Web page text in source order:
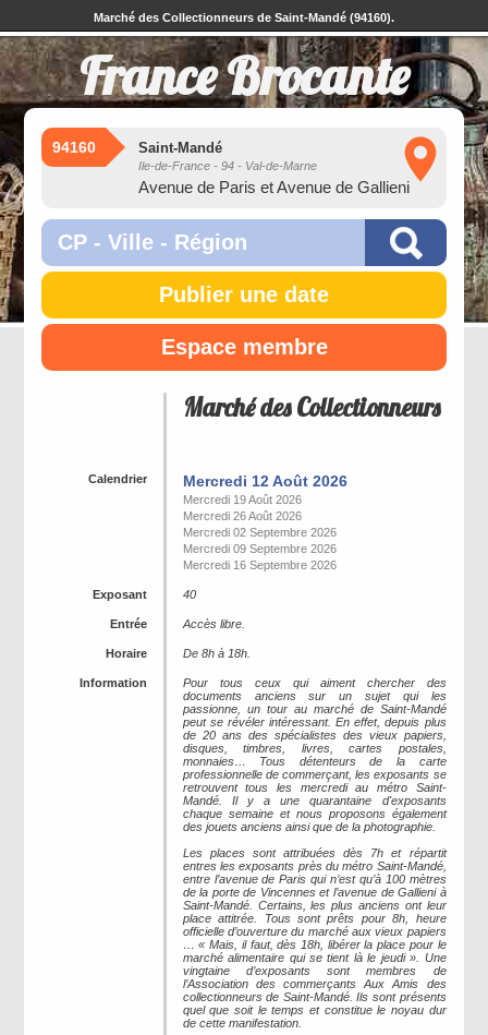
Marché des Collectionneurs de Saint-Mandé (94160).
France Brocante
94160 Saint-Mandé
Ile-de-France - 94 - Val-de-Marne
Avenue de Paris et Avenue de Gallieni
Publier une date
Espace membre
Marché des Collectionneurs
Calendrier Mercredi 12 Août 2026
Mercredi 19 Août 2026
Mercredi 26 Août 2026
Mercredi 02 Septembre 2026
Mercredi 09 Septembre 2026
Mercredi 16 Septembre 2026
Exposant 40
Entrée Accès libre.
Horaire De 8h à 18h.
Information
Pour tous ceux qui aiment chercher des
documents anciens sur un sujet qui les
passionne, un tour au marché de Saint-Mandé
peut se révéler intéressant. En effet, depuis plus
de 20 ans des spécialistes des vieux papiers,
disques, timbres, livres, cartes postales,
monnaies… Tous détenteurs de la carte
professionnelle de commerçant, les exposants se
retrouvent tous les mercredi au métro Saint-
Mandé. Il y a une quarantaine d'exposants
chaque semaine et nous proposons également
des jouets anciens ainsi que de la photographie.
Les places sont attribuées dès 7h et répartit
entres les exposants près du métro Saint-Mandé,
entre l’avenue de Paris qui n’est qu’à 100 mètres
de la porte de Vincennes et l’avenue de Gallieni à
Saint-Mandé. Certains, les plus anciens ont leur
place attitrée. Tous sont prêts pour 8h, heure
officielle d’ouverture du marché aux vieux papiers
… « Mais, il faut, dès 18h, libérer la place pour le
marché alimentaire qui se tient là le jeudi ». Une
vingtaine d’exposants sont membres de
l’Association des commerçants Aux Amis des
collectionneurs de Saint-Mandé. Ils sont présents
quel que soit le temps et constitue le noyau dur
de cette manifestation.